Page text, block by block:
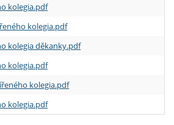
kolegia.pdf
kolegia.pdf
kolegia děkanky.pdf
kolegia.pdf
kolegia.pdf
kolegia.pdf